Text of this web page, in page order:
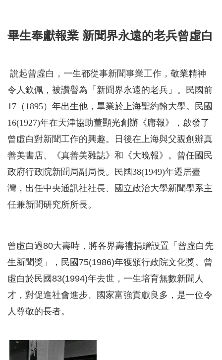
畢生奉獻報業 新聞界永遠的老兵曾虛白
說起曾虛白，一生都從事新聞事業工作，敬業精神
令人欽佩，被讚譽為「新聞界永遠的老兵」。民國前
17（1895）年出生他，畢業於上海聖約翰大學。民國
16(1927)年在天津協助董顯光創辦《庸報》，啟發了
曾虛白對新聞工作的興趣。日後在上海與父親創辦真
善美書店、《真善美雜誌》和《大晚報》。曾任國民
政府行政院新聞局副局長。民國38(1949)年遷居臺
灣，出任中央通訊社社長、國立政治大學新聞學系主
任兼新聞研究所所長。
曾虛白過80大壽時，將各界壽禮捐贈設置「曾虛白先
生新聞獎」，民國75(1986)年獲頒行政院文化獎。曾
虛白於民國83(1994)年去世，一生培育無數新聞人
才，對促進社會進步、國家富強貢獻良多，是一位令
人尊敬的長者。